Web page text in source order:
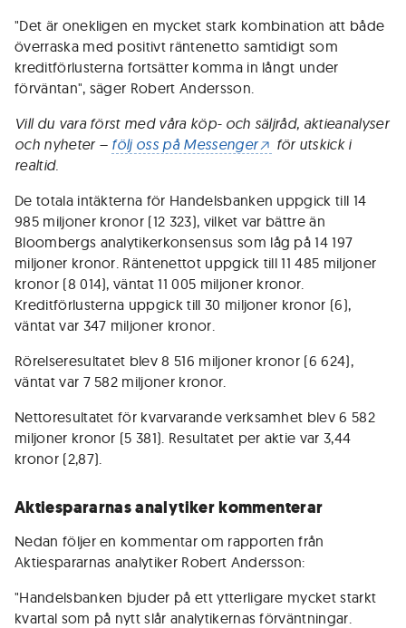
"Det är onekligen en mycket stark kombination att både
överraska med positivt räntenetto samtidigt som
kreditförlusterna fortsätter komma in långt under
förväntan", säger Robert Andersson.
Vill du vara först med våra köp- och säljråd, aktieanalyser
och nyheter – följ oss på Messenger
för utskick i
realtid.
De totala intäkterna för Handelsbanken uppgick till 14
985 miljoner kronor (12 323), vilket var bättre än
Bloombergs analytikerkonsensus som låg på 14 197
miljoner kronor. Räntenettot uppgick till 11 485 miljoner
kronor (8 014), väntat 11 005 miljoner kronor.
Kreditförlusterna uppgick till 30 miljoner kronor (6),
väntat var 347 miljoner kronor.
Rörelseresultatet blev 8 516 miljoner kronor (6 624),
väntat var 7 582 miljoner kronor.
Nettoresultatet för kvarvarande verksamhet blev 6 582
miljoner kronor (5 381). Resultatet per aktie var 3,44
kronor (2,87).
Aktiespararnas analytiker kommenterar
Nedan följer en kommentar om rapporten från
Aktiespararnas analytiker Robert Andersson:
"Handelsbanken bjuder på ett ytterligare mycket starkt
kvartal som på nytt slår analytikernas förväntningar.